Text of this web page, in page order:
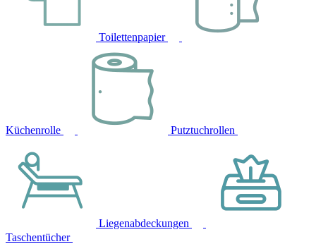
Toilettenpapier
Küchenrolle Putztuchrollen
Liegenabdeckungen
Taschentücher